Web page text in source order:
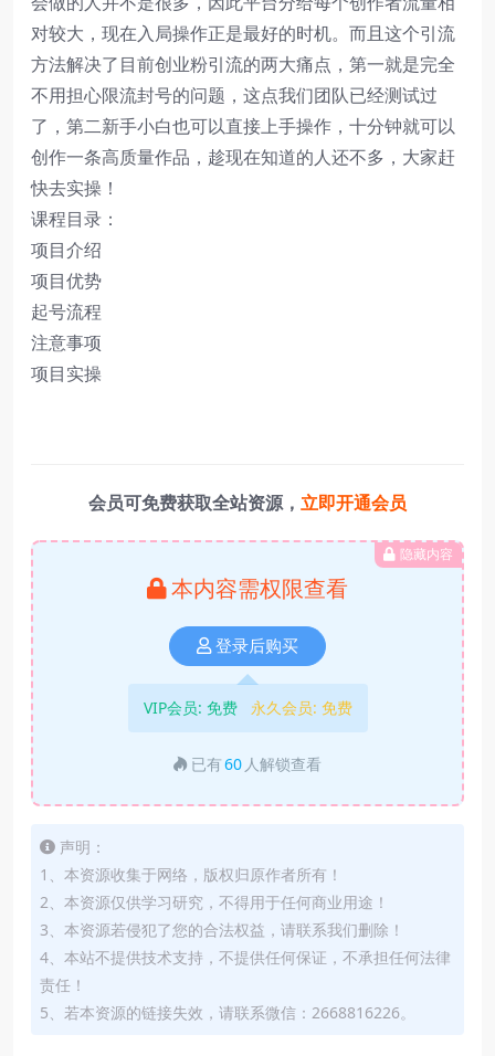
对较大，现在入局操作正是最好的时机。而且这个引流
方法解决了目前创业粉引流的两大痛点，第一就是完全
不用担心限流封号的问题，这点我们团队已经测试过
了，第二新手小白也可以直接上手操作，十分钟就可以
创作一条高质量作品，趁现在知道的人还不多，大家赶
快去实操！
课程目录：
项目介绍
项目优势
起号流程
注意事项
项目实操
会员可免费获取全站资源， 立即开通会员
隐藏内容
本内容需权限查看
登录后购买
VIP会员: 免费 永久会员: 免费
已有60 人解锁查看
声明：
1、本资源收集于网络，版权归原作者所有！
2、本资源仅供学习研究，不得用于任何商业用途！
3、本资源若侵犯了您的合法权益，请联系我们删除！
4、本站不提供技术支持，不提供任何保证，不承担任何法律
责任！
5、若本资源的链接失效，请联系微信：2668816226。